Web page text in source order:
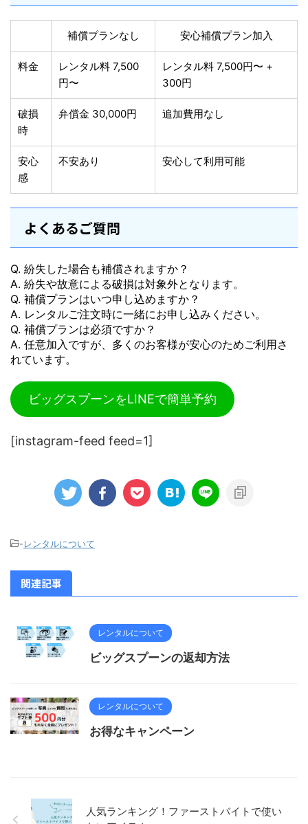
補償プランなし 安心補償プラン加入
料金
レンタル料 7,500
円〜
レンタル料 7,500円〜 +
300円
破損
時
弁償金 30,000円 追加費用なし
安心
感
不安あり 安心して利用可能
よくあるご質問
Q. 紛失した場合も補償されますか？
A. 紛失や故意による破損は対象外となります。
Q. 補償プランはいつ申し込めますか？
A. レンタルご注文時に一緒にお申し込みください。
Q. 補償プランは必須ですか？
A. 任意加入ですが、多くのお客様が安心のためご利用さ
れています。
ビッグスプーンをLINEで簡単予約
[instagram-feed feed=1]
-レンタルについて
関連記事
レンタルについて
ビッグスプーンの返却方法
レンタルについて
お得なキャンペーン
人気ランキング！ファーストバイトで使い